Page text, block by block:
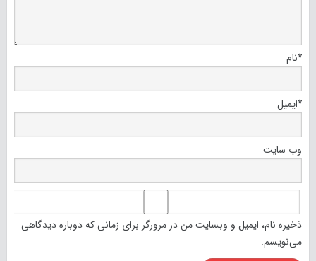
نام*
ایمیل*
وب‌ سایت
ذخیره نام، ایمیل و وبسایت من در مرورگر برای زمانی که دوباره دیدگاهی
می‌نویسم.